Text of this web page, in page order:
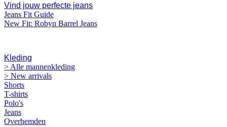
Vind jouw perfecte jeans
Jeans Fit Guide
New Fit: Robyn Barrel Jeans
Kleding
> Alle mannenkleding
> New arrivals
Shorts
T-shirts
Polo's
Jeans
Overhemden